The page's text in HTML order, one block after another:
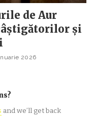
de Aur
și
2026
and we’ll get back